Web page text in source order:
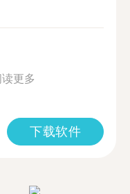
读更多
下载软件